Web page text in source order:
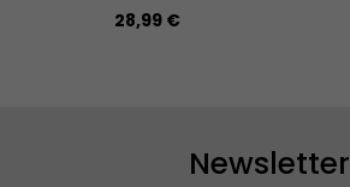
28,99 €
Newsletter